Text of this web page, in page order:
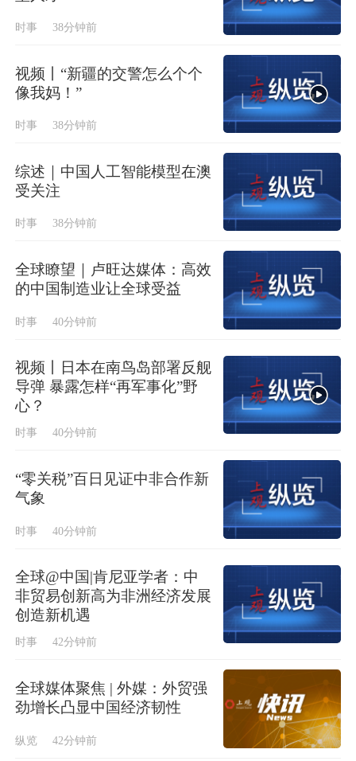
时事 38分钟前
视频丨“新疆的交警怎么个个
像我妈！”
时事 38分钟前
综述｜中国人工智能模型在澳
受关注
时事 38分钟前
全球瞭望｜卢旺达媒体：高效
的中国制造业让全球受益
时事 40分钟前
视频丨日本在南鸟岛部署反舰
导弹 暴露怎样“再军事化”野
心？
时事 40分钟前
“零关税”百日见证中非合作新
气象
时事 40分钟前
全球@中国|肯尼亚学者：中
非贸易创新高为非洲经济发展
创造新机遇
时事 42分钟前
全球媒体聚焦 | 外媒：外贸强
劲增长凸显中国经济韧性
纵览 42分钟前